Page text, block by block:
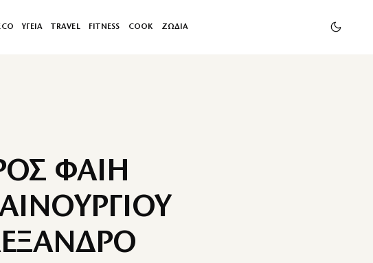
ΥΓΕΙΑ TRAVEL FITNESS COOK ΖΩΔΙΑ
ΦΑΙΗ